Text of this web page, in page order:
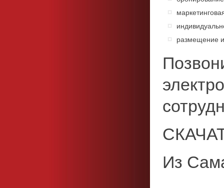
размещение
Из